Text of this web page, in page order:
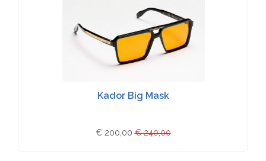
Kador Big Mask
€ 200,00 € 240,00